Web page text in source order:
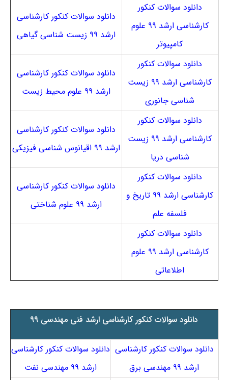
دانلود سوالات کنکور
کارشناسی ارشد ۹۹ علوم
کامپیوتر
دانلود سوالات کنکور کارشناسی
ارشد ۹۹ زیست شناسی گیاهی
دانلود سوالات کنکور
کارشناسی ارشد ۹۹ زیست
شناسی جانوری
دانلود سوالات کنکور کارشناسی
ارشد ۹۹ علوم محیط زیست
دانلود سوالات کنکور
کارشناسی ارشد ۹۹ زیست
شناسی دریا
دانلود سوالات کنکور کارشناسی
ارشد ۹۹ اقیانوس شناسی فیزیکی
دانلود سوالات کنکور
کارشناسی ارشد ۹۹ تاریخ و
فلسفه علم
دانلود سوالات کنکور کارشناسی
ارشد ۹۹ علوم شناختی
دانلود سوالات کنکور
کارشناسی ارشد ۹۹ علوم
اطلاعاتی
دانلود سوالات کنکور کارشناسی ارشد فنی مهندسی ۹۹
دانلود سوالات کنکور کارشناسی
ارشد ۹۹ مهندسی برق
دانلود سوالات کنکور کارشناسی
ارشد ۹۹ مهندسی نفت